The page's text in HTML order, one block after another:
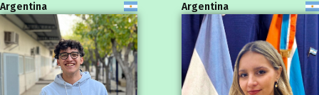
Argentina Argentina